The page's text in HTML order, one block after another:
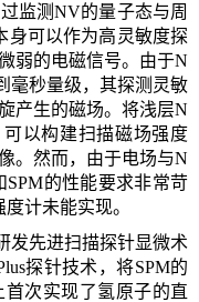
监测NV的量子态与周
身可以作为高灵敏度探
弱的电磁信号。由于N
毫秒量级，其探测灵敏
产生的磁场。将浅层N
以构建扫描磁场强度
。然而，由于电场与N
SPM的性能要求非常苛
计未能实现。
发先进扫描探针显微术
探针技术，将SPM的
次实现了氢原子的直